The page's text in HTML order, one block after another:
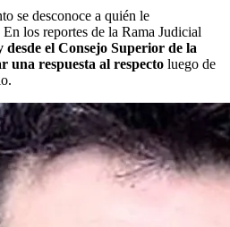
se desconoce a quién le
los reportes de la Rama Judicial
desde el Consejo Superior de la
una respuesta al respecto luego de